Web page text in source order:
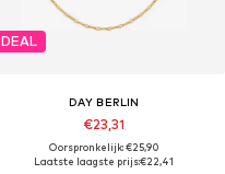
DEAL
DAY BERLIN
€23,31
Oorspronkelijk: €25,90
Laatste laagste prijs:€22,41